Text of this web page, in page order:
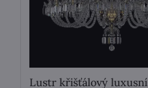
Lustr křišťálový luxusní